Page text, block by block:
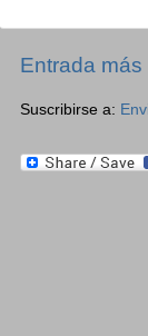
Entrada más
Suscribirse a: